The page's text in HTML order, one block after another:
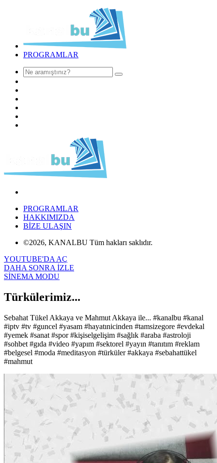
PROGRAMLAR
PROGRAMLAR
HAKKIMIZDA
BİZE ULAŞIN
©2026, KANALBU Tüm hakları saklıdır.
YOUTUBE'DA AÇ
DAHA SONRA İZLE
SİNEMA MODU
Türkülerimiz...
Sebahat Tükel Akkaya ve Mahmut Akkaya ile... #kanalbu #kanal
#iptv #tv #guncel #yasam #hayatınicinden #tamsizegore #evdekal
#yemek #sanat #spor #kişiselgelişim #sağlık #araba #astroloji
#sohbet #gıda #video #yapım #sektorel #yayın #tanıtım #reklam
#belgesel #moda #meditasyon #türküler #akkaya #sebahattükel
#mahmut